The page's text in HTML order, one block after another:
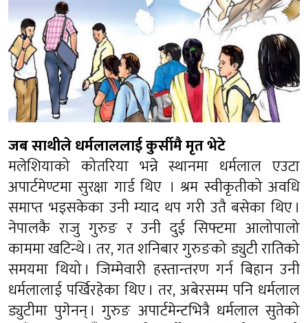
जब साथीले धर्मलाललाई कुर्सीमै मृत भेटे
मलेशियाको कोतरिया भन्ने स्थानमा धर्मलाल एउटा
अपार्टमेण्टमा सुरक्षा गार्ड थिए । श्रम स्वीकृतीको अवधि
समाप्त भइसकेका उनी म्याद थप गरी उतै बसेका थिए ।
नेपालकै राजु गुरुङ र उनी दुई सिफ्टमा आलोपालो
काममा खटिन्थे । तर, गत शनिबार गुरुङको ड्युटी रातिको
समयमा थियो । जिम्मेवारी हस्तान्तरण गर्न बिहान उनी
धर्मलालाई पर्खिरहेका थिए । तर, अबेरसम्म पनि धर्मलाल
ड्युटीमा पुगेनन् । गुरुङ अपार्टमेन्टभित्रै धर्मलाल सुतेको